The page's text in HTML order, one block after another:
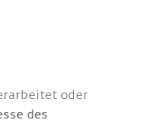
oder
des